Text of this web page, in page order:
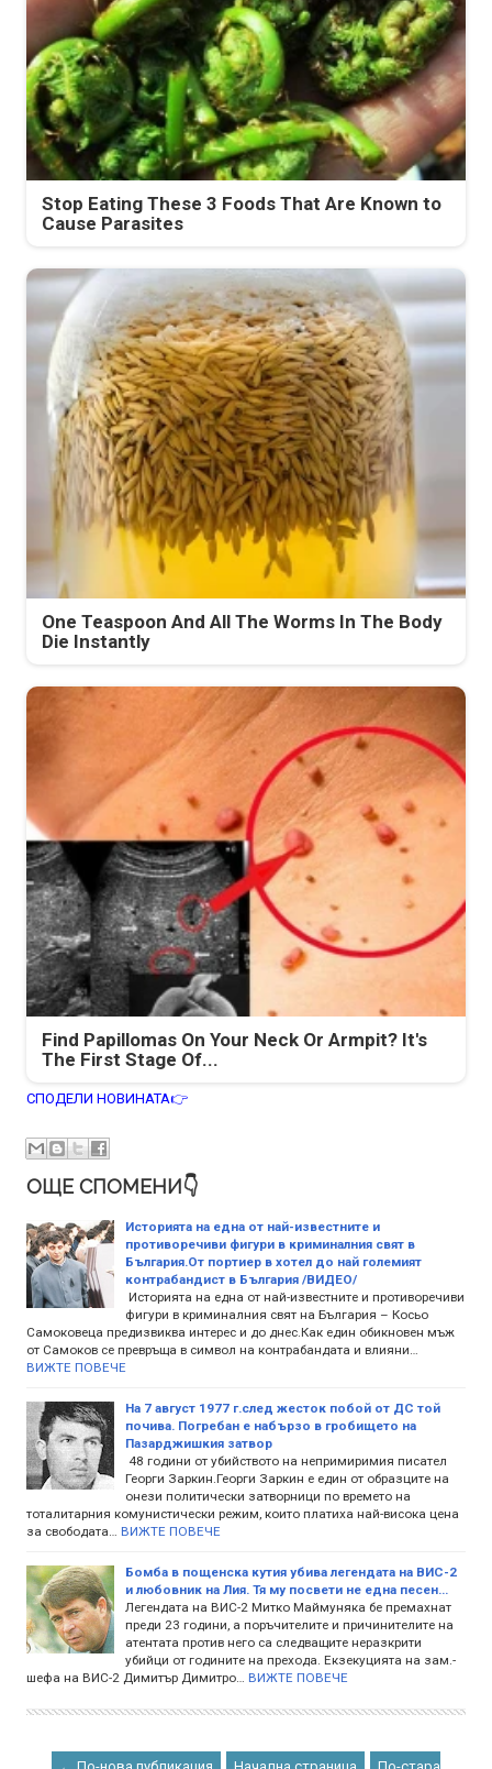
Stop Eating These 3 Foods That Are Known to
Cause Parasites
One Teaspoon And All The Worms In The Body
Die Instantly
Find Papillomas On Your Neck Or Armpit? It's
The First Stage Of...
СПОДЕЛИ НОВИНАТА👉
ОЩЕ СПОМЕНИ👇
Историята на една от най-известните и
противоречиви фигури в криминалния свят в
България.От портиер в хотел до най големият
контрабандист в България /ВИДЕО/
Историята на една от най-известните и противоречиви
фигури в криминалния свят на България – Косьо
Самоковеца предизвиква интерес и до днес.Как един обикновен мъж
от Самоков се превръща в символ на контрабандата и влияни…
ВИЖТЕ ПОВЕЧЕ
На 7 август 1977 г.след жесток побой от ДС той
почива. Погребан е набързо в гробището на
Пазарджишкия затвор
48 години от убийството на непримиримия писател
Георги Заркин.Георги Заркин е един от образците на
онези политически затворници по времето на
тоталитарния комунистически режим, които платиха най-висока цена
за свободата…
ВИЖТЕ ПОВЕЧЕ
Бомба в пощенска кутия убива легендата на ВИС-2
и любовник на Лия. Тя му посвети не една песен…
Легендата на ВИС-2 Митко Маймуняка бе премахнат
преди 23 години, а поръчителите и причинителите на
атентата против него са следващите неразкрити
убийци от годините на прехода. Екзекуцията на зам.-
шефа на ВИС-2 Димитър Димитро…
ВИЖТЕ ПОВЕЧЕ
← По-нова публикация Начална страница По-стара